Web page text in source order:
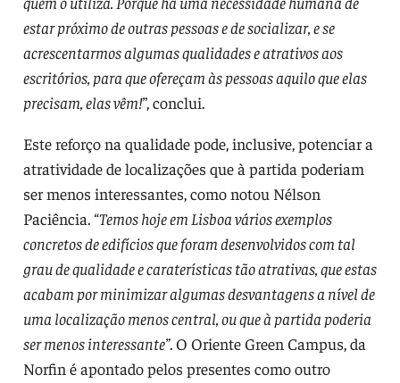
estar próximo de outras pessoas e de socializar, e se
acrescentarmos algumas qualidades e atrativos aos
escritórios, para que ofereçam às pessoas aquilo que elas
precisam, elas vêm!”, conclui.
Este reforço na qualidade pode, inclusive, potenciar a
atratividade de localizações que à partida poderiam
ser menos interessantes, como notou Nélson
Paciência. “Temos hoje em Lisboa vários exemplos
concretos de edifícios que foram desenvolvidos com tal
grau de qualidade e caraterísticas tão atrativas, que estas
acabam por minimizar algumas desvantagens a nível de
uma localização menos central, ou que à partida poderia
ser menos interessante”. O Oriente Green Campus, da
Norfin é apontado pelos presentes como outro